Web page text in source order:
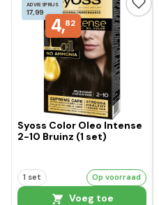
ADVIESPRIJS
17,99
4,82
Syoss Color Oleo Intense
2-10 Bruinz (1 set)
1 set Op voorraad
Voeg toe